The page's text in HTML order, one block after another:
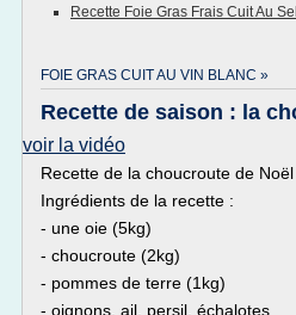
Recette Foie Gras Frais Cuit Au Sel
FOIE GRAS CUIT AU VIN BLANC »
Recette de saison : la
voir la vidéo
Recette de la choucroute de Noël
Ingrédients de la recette :
- une oie (5kg)
- choucroute (2kg)
- pommes de terre (1kg)
- oignons, ail, persil, échalotes